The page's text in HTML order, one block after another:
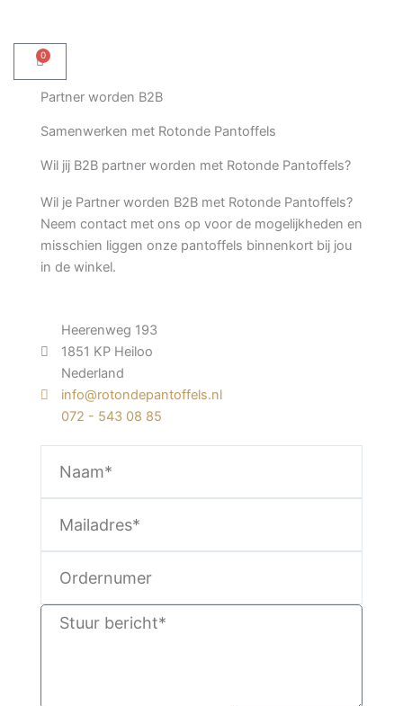
0
Winkelwagen
Partner worden B2B
Name
Write
Samenwerken met Rotonde Pantoffels
Wil jij B2B partner worden met Rotonde Pantoffels?
Wil je Partner worden B2B met Rotonde Pantoffels?
Neem contact met ons op voor de mogelijkheden en
misschien liggen onze pantoffels binnenkort bij jou
in de winkel.
Heerenweg 193
1851 KP Heiloo
Nederland
info@rotondepantoffels.nl
072 - 543 08 85